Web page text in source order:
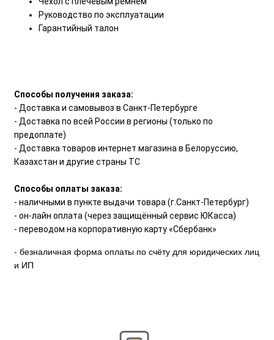
Руководство по эксплуатации
Гарантийный талон
Способы получения заказа:
- Доставка и самовывоз в Санкт-Петербурге
- Доставка по всей России в регионы (только по
предоплате)
- Доставка товаров интернет магазина в Белоруссию,
Казахстан и другие страны ТС
Способы оплаты заказа:
- наличными в пункте выдачи товара (г.Санкт-Петербург)
- он-лайн оплата (через защищённый сервис ЮКасса)
- переводом на корпоративную карту «Сбербанк»
- безналичная форма оплаты по счёту для юридических лиц
и ИП